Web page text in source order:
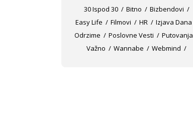
30 Ispod 30 Bitno
Bizbendovi
Easy Life
Filmovi HR
Izjava Dana
Odrzime
Poslovne Vesti
Putovanja
Važno
Wannabe Webmind